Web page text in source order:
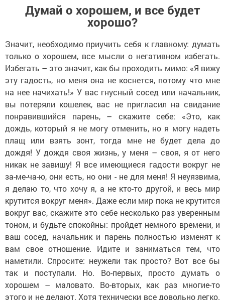
Думай о хорошем, и все будет
хорошо?
Значит, необходимо приучить себя к главному: думать
только о хорошем, все мысли о негативном избегать.
Избегать – это значит, как бы проходить мимо: «Я вижу
эту гадость, но меня она не коснется, потому что мне
на нее начихать!» У вас гнусный сосед или начальник,
вы потеряли кошелек, вас не пригласил на свидание
понравившийся парень, – скажите себе: «Это, как
дождь, который я не могу отменить, но я могу надеть
плащ или взять зонт, тогда мне не будет дела до
дождя! У дождя своя жизнь, у меня – своя, я от него
никак не завишу! Я все имеющиеся гадости вокруг не
за-ме-ча-ю, они есть, но они - не для меня! Я неуязвима,
я делаю то, что хочу я, а не кто-то другой, и весь мир
крутится вокруг меня». Даже если мир пока не крутится
вокруг вас, скажите это себе несколько раз уверенным
тоном, и будьте спокойны: пройдет немного времени, и
ваш сосед, начальник и парень полностью изменят к
вам свое отношение. Идите и заниматься тем, что
наметили. Спросите: неужели так просто? Вот все бы
так и поступали. Но. Во-первых, просто думать о
хорошем – маловато. Во-вторых, как раз многие-то
этого и не делают. Хотя технически все довольно легко.